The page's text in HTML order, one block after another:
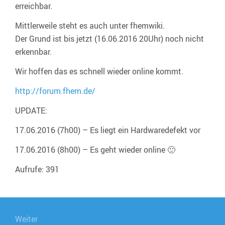
erreichbar.
Mittlerweile steht es auch unter fhemwiki.
Der Grund ist bis jetzt (16.06.2016 20Uhr) noch nicht
erkennbar.
Wir hoffen das es schnell wieder online kommt.
http://forum.fhem.de/
UPDATE:
17.06.2016 (7h00) – Es liegt ein Hardwaredefekt vor
17.06.2016 (8h00) – Es geht wieder online 🙂
Aufrufe: 391
Weiter